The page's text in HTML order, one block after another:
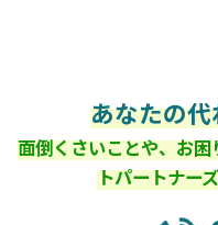
あなたの
面倒くさいことや、お
トパートナー